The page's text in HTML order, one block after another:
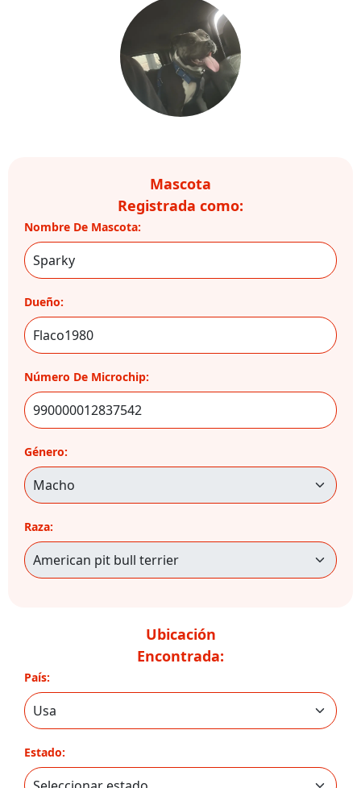
Mascota
Registrada como:
Nombre De Mascota:
Dueño:
Número De Microchip:
Género:
Raza:
Ubicación
Encontrada:
País:
Estado: